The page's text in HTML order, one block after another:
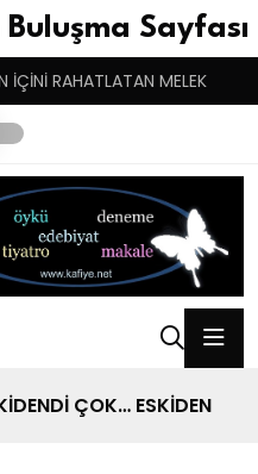
Sayfası
İÇİNİ RAHATLATAN MELEK
ÇOK… ESKİDEN